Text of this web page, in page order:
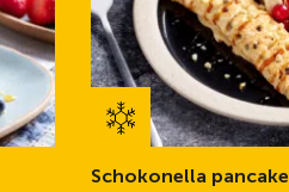
Schokonella pancake